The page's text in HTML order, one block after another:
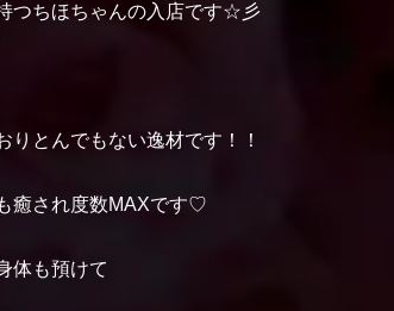
つちほちゃんの入店です☆彡
とんでもない逸材です！！
癒され度数MAXです♡
体も預けて